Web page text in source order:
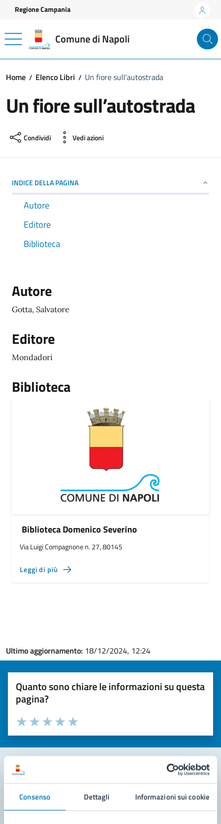
Consenso Dettagli Informazioni sui cookie
Vai ai contenuti
Vai al footer
Regione Campania
Comune di Napoli
Home Elenco Libri Un fiore sull’autostrada
Un fiore sull’autostrada
Condividi Vedi azioni
INDICE DELLA PAGINA
Autore
Editore
Biblioteca
Autore
Gotta, Salvatore
Editore
Mondadori
Biblioteca
Biblioteca Domenico Severino
Via Luigi Compagnone n. 27, 80145
Leggi di più
Ultimo aggiornamento: 18/12/2024, 12:24
Quanto sono chiare le informazioni su questa
pagina?
Valuta la chiarezza delle informazioni (da 1 a 5 stelle)
Seleziona il numero di stelle per valutare la chiarezza delle
Valuta 5 stelle su 5
Valuta 4 stelle su 5
Valuta 3 stelle su 5
Valuta 2 stelle su 5
Valuta 1 stelle su 5
Leggi le domande frequenti